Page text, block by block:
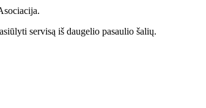
servisą iš daugelio pasaulio šalių.